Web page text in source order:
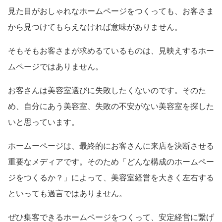
見た目がおしゃれなホームページをつくっても、お客さま
から見つけてもらえなければ意味がありません。
そもそもお客さまが求めるているものは、見映えするホー
ムページではありません。
お客さんは美容室選びに失敗したくないのです。そのた
め、自分にあう美容室、失敗の不安がない美容室を探した
いと思っています。
ホームーページは、最終的にお客さんに来店を決断させる
重要なメディアです。そのため「どんな構成のホームペー
ジをつくるか？」によって、美容室経営を大きく左右する
といっても過言ではありません。
ぜひ集客できるホームページをつくって、安定経営に繋げ